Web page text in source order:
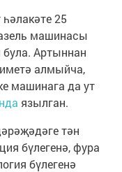
25
машинасы
була. Артыннан
алмыйча,
машинага да ут
язылган.
тән
бүлегенә, фура
бүлегенә